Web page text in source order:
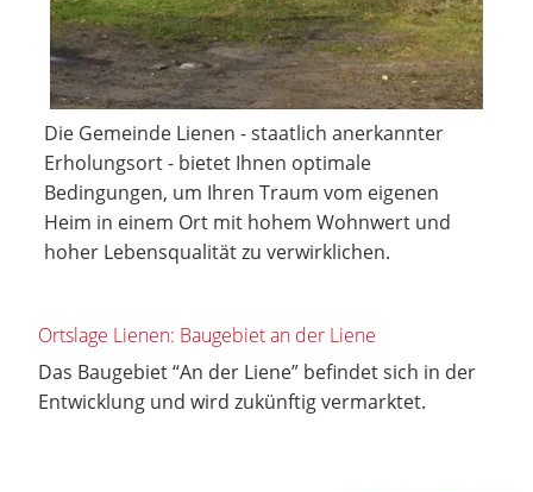
Die Gemeinde Lienen - staatlich anerkannter
Erholungsort - bietet Ihnen optimale
Bedingungen, um Ihren Traum vom eigenen
Heim in einem Ort mit hohem Wohnwert und
hoher Lebensqualität zu verwirklichen.
Ortslage Lienen: Baugebiet an der Liene
Das Baugebiet “An der Liene” befindet sich in der
Entwicklung und wird zukünftig vermarktet.